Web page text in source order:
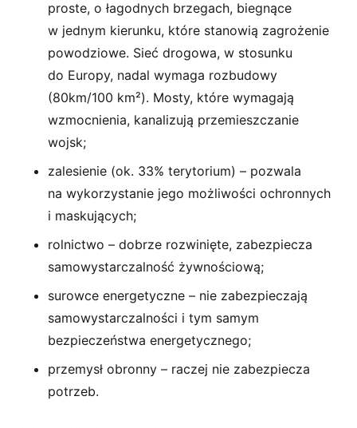
proste, o łagodnych brzegach, biegnące
w jednym kierunku, które stanowią zagrożenie
powodziowe. Sieć drogowa, w stosunku
do Europy, nadal wymaga rozbudowy
(80km/100 km²). Mosty, które wymagają
wzmocnienia, kanalizują przemieszczanie
wojsk;
zalesienie (ok. 33% terytorium) – pozwala
na wykorzystanie jego możliwości ochronnych
i maskujących;
rolnictwo – dobrze rozwinięte, zabezpiecza
samowystarczalność żywnościową;
surowce energetyczne – nie zabezpieczają
samowystarczalności i tym samym
bezpieczeństwa energetycznego;
przemysł obronny – raczej nie zabezpiecza
potrzeb.